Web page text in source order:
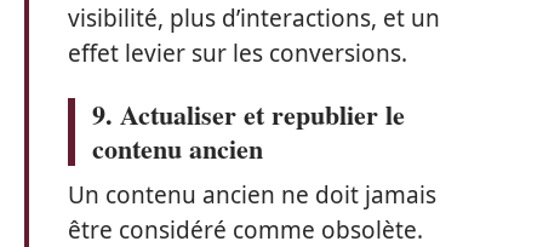
visibilité, plus d’interactions, et un
effet levier sur les conversions.
9. Actualiser et republier le
contenu ancien
Un contenu ancien ne doit jamais
être considéré comme obsolète.